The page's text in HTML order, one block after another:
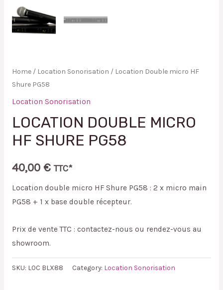
Home/ Location Sonorisation / Location Double micro HF
Shure PG58
Location Sonorisation
LOCATION DOUBLE MICRO
HF SHURE PG58
40,00 € TTC*
Location double micro HF Shure PG58 : 2 x micro main
PG58 + 1 x base double récepteur.
Prix de vente TTC : contactez-nous ou rendez-vous au
showroom.
SKU: LOC BLX88 Category: Location Sonorisation